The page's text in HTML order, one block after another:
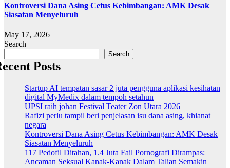
Kontroversi Dana Asing Cetus Kebimbangan: AMK Desak
Siasatan Menyeluruh
May 17, 2026
Search
Search
Posts
Startup AI tempatan sasar 2 juta pengguna aplikasi kesihatan
digital MyMedix dalam tempoh setahun
UPSI raih johan Festival Teater Zon Utara 2026
Rafizi perlu tampil beri penjelasan isu dana asing, khianat
negara
Kontroversi Dana Asing Cetus Kebimbangan: AMK Desak
Siasatan Menyeluruh
117 Pedofil Ditahan, 1.4 Juta Fail Pornografi Dirampas:
Ancaman Seksual Kanak-Kanak Dalam Talian Semakin